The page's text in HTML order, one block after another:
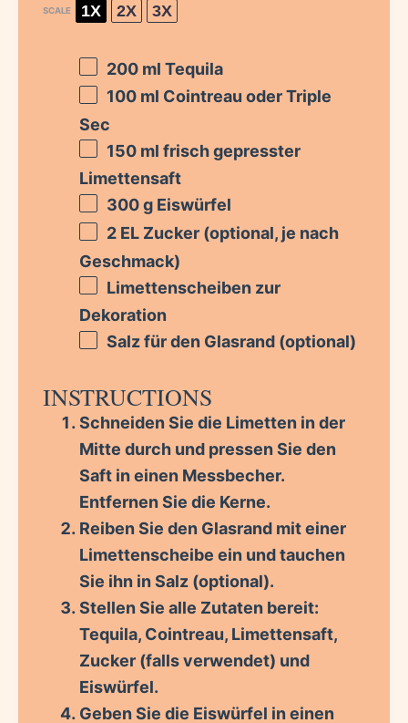
SCALE 1X 2X 3X
200 ml Tequila
100 ml Cointreau oder Triple
Sec
150 ml frisch gepresster
Limettensaft
300 g Eiswürfel
2 EL Zucker (optional, je nach
Geschmack)
Limettenscheiben zur
Dekoration
Salz für den Glasrand (optional)
INSTRUCTIONS
Schneiden Sie die Limetten in der
Mitte durch und pressen Sie den
Saft in einen Messbecher.
Entfernen Sie die Kerne.
Reiben Sie den Glasrand mit einer
Limettenscheibe ein und tauchen
Sie ihn in Salz (optional).
Stellen Sie alle Zutaten bereit:
Tequila, Cointreau, Limettensaft,
Zucker (falls verwendet) und
Eiswürfel.
Geben Sie die Eiswürfel in einen